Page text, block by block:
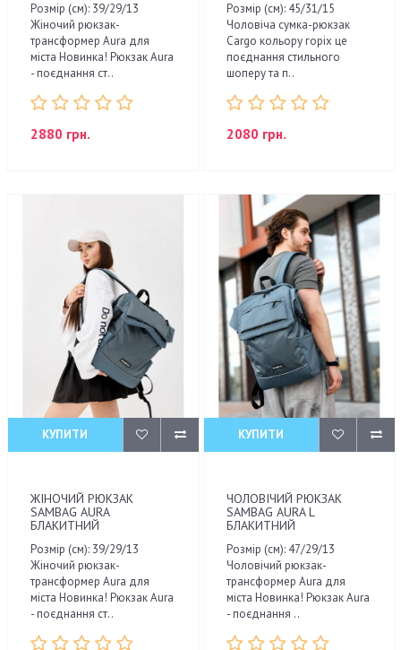
Розмір (см): 39/29/13
Жіночий рюкзак-
трансформер Aura для
міста Новинка! Рюкзак Aura
- поєднання ст..
2880 грн.
Розмір (см): 45/31/15
Чоловіча сумка-рюкзак
Cargo кольору горіх це
поєднання стильного
шоперу та п..
2080 грн.
КУПИТИ
ЖІНОЧИЙ РЮКЗАК
SAMBAG AURA
БЛАКИТНИЙ
Розмір (см): 39/29/13
Жіночий рюкзак-
трансформер Aura для
міста Новинка! Рюкзак Aura
- поєднання ст..
КУПИТИ
ЧОЛОВІЧИЙ РЮКЗАК
SAMBAG AURA L
БЛАКИТНИЙ
Розмір (см): 47/29/13
Чоловічий рюкзак-
трансформер Aura для
міста Новинка! Рюкзак Aura
- поєднання ..